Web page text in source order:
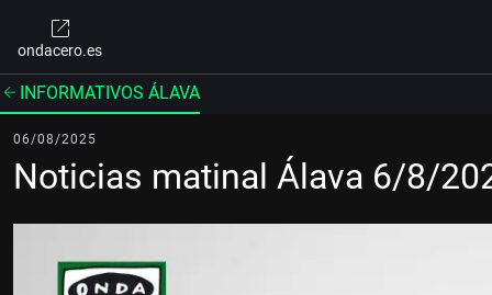
ondacero.es
INFORMATIVOS ÁLAVA
06/08/2025
Noticias matinal Álava 6/8/